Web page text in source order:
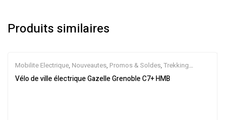
Produits similaires
Mobilite Electrique, Nouveautes, Promos & Soldes, Trekking
électrique,Vélo électrique ville,Velos Electriques,VTC Electrique
Vélo de ville électrique Gazelle Grenoble C7+ HMB